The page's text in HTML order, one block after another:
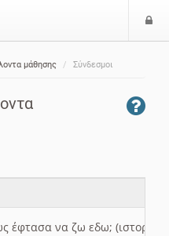
μάθησης Σύνδεσμοι
έφτασα να ζω εδω; (ιστορια)